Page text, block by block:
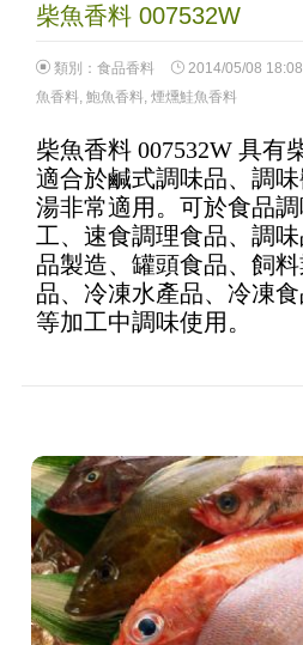
柴魚香料 007532W
類別： 食品香料 2014/05/08
魚香料, 鮑魚香料, 煙燻鮭魚香料
柴魚香料 007532W 具有
適合於鹹式調味品、調
湯非常適用。可於食品
工、速食調理食品、調
品製造、罐頭食品、飼
品、冷凍水產品、冷凍
等加工中調味使用。